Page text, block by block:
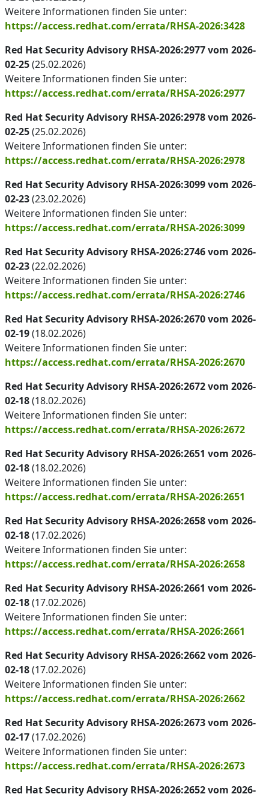
Weitere Informationen finden Sie unter:
https://access.redhat.com/errata/RHSA-2026:3428
Red Hat Security Advisory RHSA-2026:2977 vom 2026-
02-25(25.02.2026)
Weitere Informationen finden Sie unter:
https://access.redhat.com/errata/RHSA-2026:2977
Red Hat Security Advisory RHSA-2026:2978 vom 2026-
02-25(25.02.2026)
Weitere Informationen finden Sie unter:
https://access.redhat.com/errata/RHSA-2026:2978
Red Hat Security Advisory RHSA-2026:3099 vom 2026-
02-23(23.02.2026)
Weitere Informationen finden Sie unter:
https://access.redhat.com/errata/RHSA-2026:3099
Red Hat Security Advisory RHSA-2026:2746 vom 2026-
02-23(22.02.2026)
Weitere Informationen finden Sie unter:
https://access.redhat.com/errata/RHSA-2026:2746
Red Hat Security Advisory RHSA-2026:2670 vom 2026-
02-19(18.02.2026)
Weitere Informationen finden Sie unter:
https://access.redhat.com/errata/RHSA-2026:2670
Red Hat Security Advisory RHSA-2026:2672 vom 2026-
02-18(18.02.2026)
Weitere Informationen finden Sie unter:
https://access.redhat.com/errata/RHSA-2026:2672
Red Hat Security Advisory RHSA-2026:2651 vom 2026-
02-18(18.02.2026)
Weitere Informationen finden Sie unter:
https://access.redhat.com/errata/RHSA-2026:2651
Red Hat Security Advisory RHSA-2026:2658 vom 2026-
02-18(17.02.2026)
Weitere Informationen finden Sie unter:
https://access.redhat.com/errata/RHSA-2026:2658
Red Hat Security Advisory RHSA-2026:2661 vom 2026-
02-18(17.02.2026)
Weitere Informationen finden Sie unter:
https://access.redhat.com/errata/RHSA-2026:2661
Red Hat Security Advisory RHSA-2026:2662 vom 2026-
02-18(17.02.2026)
Weitere Informationen finden Sie unter:
https://access.redhat.com/errata/RHSA-2026:2662
Red Hat Security Advisory RHSA-2026:2673 vom 2026-
02-17(17.02.2026)
Weitere Informationen finden Sie unter:
https://access.redhat.com/errata/RHSA-2026:2673
Red Hat Security Advisory RHSA-2026:2652 vom 2026-